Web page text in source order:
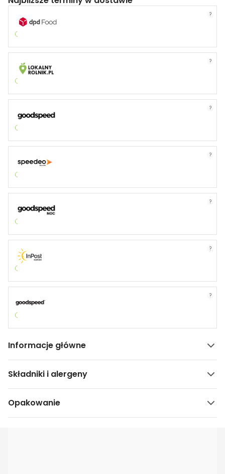
?
?
?
?
?
?
?
Informacje główne
Składniki i alergeny
Opakowanie